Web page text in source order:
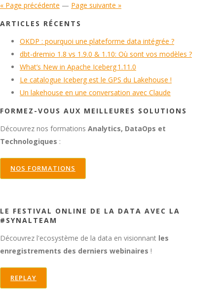
« Page précédente — Page suivante »
ARTICLES RÉCENTS
OKDP : pourquoi une plateforme data intégrée ?
dbt-dremio 1.8 vs 1.9.0 & 1.10: Où sont vos modèles ?
What’s New in Apache Iceberg 1.11.0
Le catalogue Iceberg est le GPS du Lakehouse !
Un lakehouse en une conversation avec Claude
FORMEZ-VOUS AUX MEILLEURES SOLUTIONS
Découvrez nos formations Analytics, DataOps et
Technologiques :
NOS FORMATIONS
LE FESTIVAL ONLINE DE LA DATA AVEC LA
#SYNALTEAM
Découvrez l'ecosystème de la data en visionnant les
enregistrements des derniers webinaires !
REPLAY